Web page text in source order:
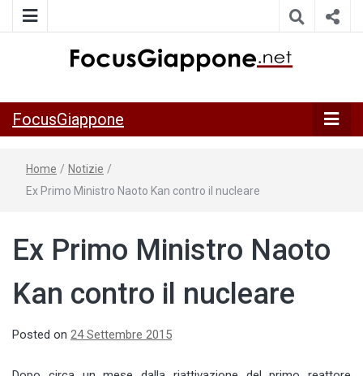
della Japan Italy Economic Federation
FocusGiappone
Home / Notizie /
Ex Primo Ministro Naoto Kan contro il nucleare
Ex Primo Ministro Naoto
Kan contro il nucleare
Posted on 24 Settembre 2015